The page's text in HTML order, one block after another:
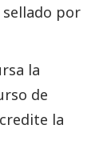
por
la
de
la